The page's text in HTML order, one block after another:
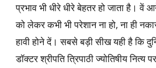
प्रभाव भी धीरे धीरे बेहतर हो जाता है।
को लेकर कभी भी परेशान ना हो, ना ही
हावी होने दें। सबसे बड़ी सीख यही है कि
डॉक्टर श्रीपति त्रिपाठी ज्योतिषीय नित्य